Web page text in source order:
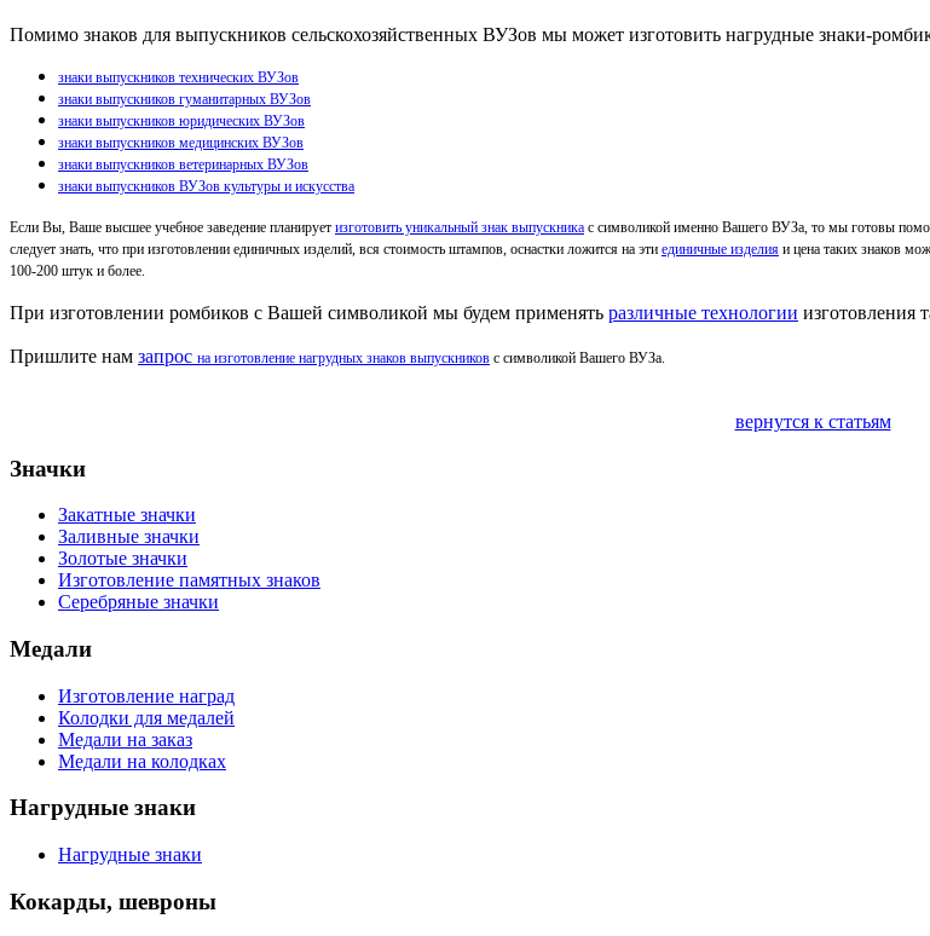
Помимо знаков для выпускников сельскохозяйственных ВУЗов мы может изготовить нагрудные знаки-
знаки выпускников технических ВУЗов
знаки выпускников гуманитарных ВУЗов
знаки выпускников юридических ВУЗов
знаки выпускников медицинских ВУЗов
знаки выпускников ветеринарных ВУЗов
знаки выпускников ВУЗов культуры и искусства
Если Вы, Ваше высшее учебное заведение планирует изготовить уникальный знак выпускника с символикой именно Вашего ВУЗа, то мы готовы
следует знать, что при изготовлении единичных изделий, вся стоимость штампов, оснастки ложится на эти единичные изделия и цена таких знаков
100-200 штук и более.
При изготовлении ромбиков с Вашей символикой мы будем применять различные технологии изготовления
Пришлите нам запрос на изготовление нагрудных знаков выпускников с символикой Вашего ВУЗа.
вернутся к статьям
Значки
Закатные значки
Заливные значки
Золотые значки
Изготовление памятных знаков
Серебряные значки
Медали
Изготовление наград
Колодки для медалей
Медали на заказ
Медали на колодках
Нагрудные знаки
Нагрудные знаки
Кокарды, шевроны